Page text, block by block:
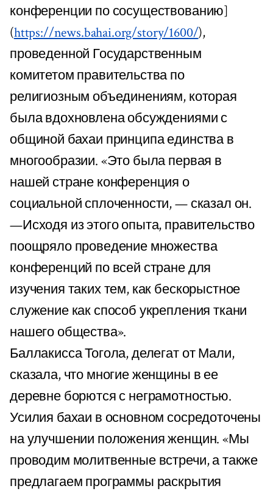
конференции по сосуществованию]
(https://news.bahai.org/story/1600/),
проведенной Государственным
комитетом правительства по
религиозным объединениям, которая
была вдохновлена обсуждениями с
общиной бахаи принципа единства в
многообразии. «Это была первая в
нашей стране конференция о
социальной сплоченности, — сказал он.
—Исходя из этого опыта, правительство
поощряло проведение множества
конференций по всей стране для
изучения таких тем, как бескорыстное
служение как способ укрепления ткани
нашего общества».
Баллакисса Тогола, делегат от Мали,
сказала, что многие женщины в ее
деревне борются с неграмотностью.
Усилия бахаи в основном сосредоточены
на улучшении положения женщин. «Мы
проводим молитвенные встречи, а также
предлагаем программы раскрытия